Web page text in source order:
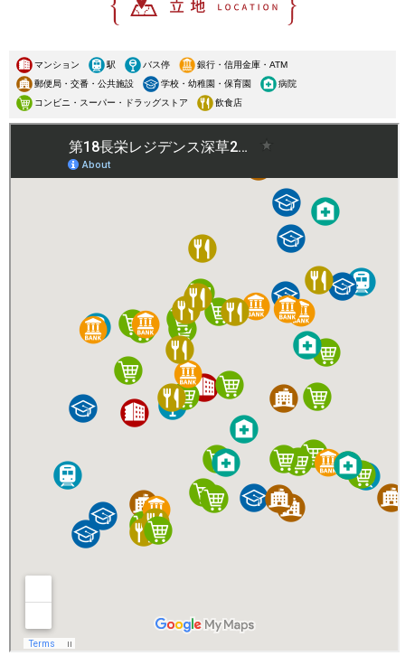
マンション 駅 バス停
銀行・信用金庫・ATM
郵便局・交番・公共施設
学校・幼稚園・保育園
病院
コンビニ・スーパー・ドラッグストア
飲食店